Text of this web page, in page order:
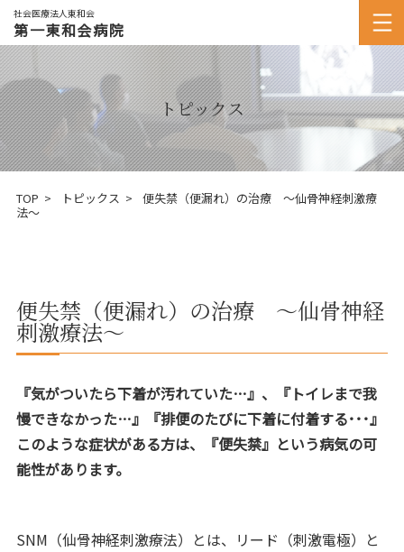
社会医療法人東和会
第一東和会病院
トピックス
TOP トピックス
便失禁（便漏れ）の治療 ～仙骨神経刺激療
法～
便失禁（便漏れ）の治療 ～仙骨神経
刺激療法～
『気がついたら下着が汚れていた…』、『トイレまで我
慢できなかった…』『排便のたびに下着に付着する･･･』
このような症状がある方は、『便失禁』という病気の可
能性があります。
SNM（仙骨神経刺激療法）とは、リード（刺激電極）と